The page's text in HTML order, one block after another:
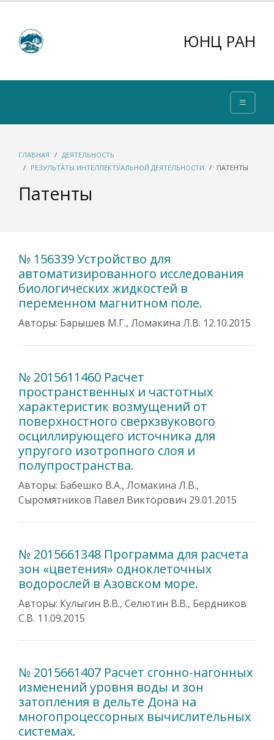
ЮНЦ РАН
ГЛАВНАЯ
ДЕЯТЕЛЬНОСТЬ
РЕЗУЛЬТАТЫ ИНТЕЛЛЕКТУАЛЬНОЙ ДЕЯТЕЛЬНОСТИ
ПАТЕНТЫ
Патенты
№ 156339 Устройство для
автоматизированного исследования
биологических жидкостей в
переменном магнитном поле.
Авторы: Барышев М.Г., Ломакина Л.В. 12.10.2015
№ 2015611460 Расчет
пространственных и частотных
характеристик возмущений от
поверхностного сверхзвукового
осциллирующего источника для
упругого изотропного слоя и
полупространства.
Авторы: Бабешко В.А., Ломакина Л.В.,
Сыромятников Павел Викторович 29.01.2015
№ 2015661348 Программа для расчета
зон «цветения» одноклеточных
водорослей в Азовском море.
Авторы: Кулыгин В.В., Селютин В.В., Бердников
С.В. 11.09.2015
№ 2015661407 Расчет сгонно-нагонных
изменений уровня воды и зон
затопления в дельте Дона на
многопроцессорных вычислительных
системах.